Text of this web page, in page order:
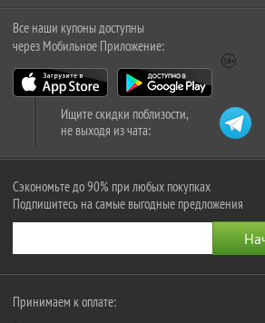
Все наши купоны доступны
через Мобильное Приложение:
Ищите скидки поблизости,
не выходя из чата:
Сэкономьте до 90% при любых покупках
Подпишитесь на самые выгодные предложения
Принимаем к оплате: